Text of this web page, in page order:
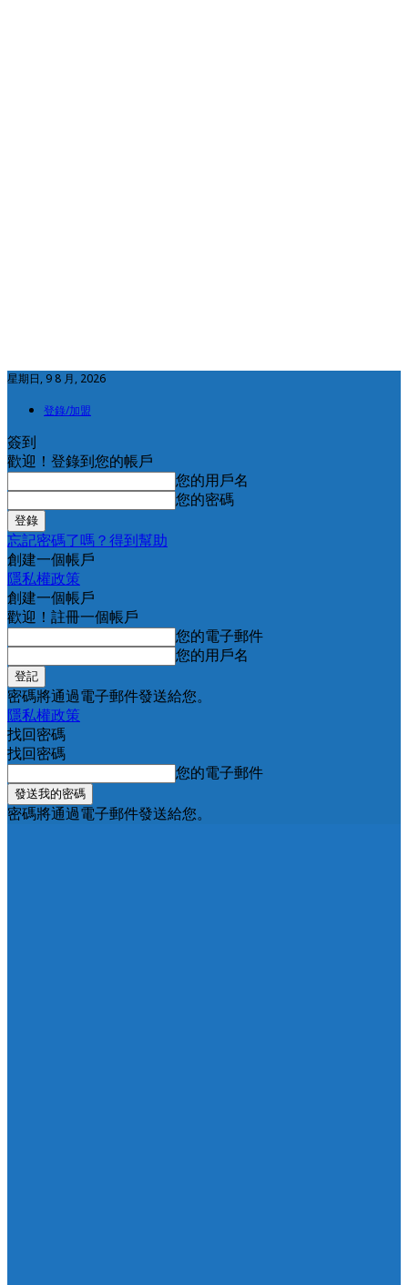
星期日, 9 8 月, 2026
登錄/加盟
簽到
歡迎！登錄到您的帳戶
您的用戶名
您的密碼
忘記密碼了嗎？得到幫助
創建一個帳戶
隱私權政策
創建一個帳戶
歡迎！註冊一個帳戶
您的電子郵件
您的用戶名
密碼將通過電子郵件發送給您。
隱私權政策
找回密碼
找回密碼
您的電子郵件
密碼將通過電子郵件發送給您。